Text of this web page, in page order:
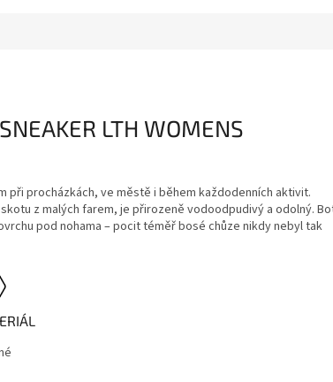
LTH WOMENS
při procházkách, ve městě i během každodenních aktivit.
z malých farem, je přirozeně vodoodpudivý a odolný.
pod nohama – pocit téměř bosé chůze nikdy nebyl tak